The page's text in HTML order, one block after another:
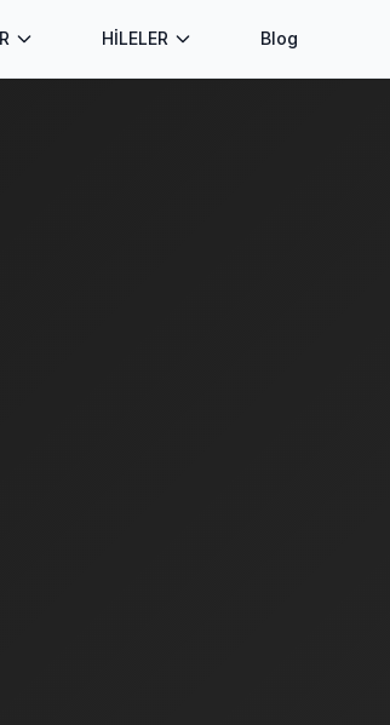
HİLELER Blog